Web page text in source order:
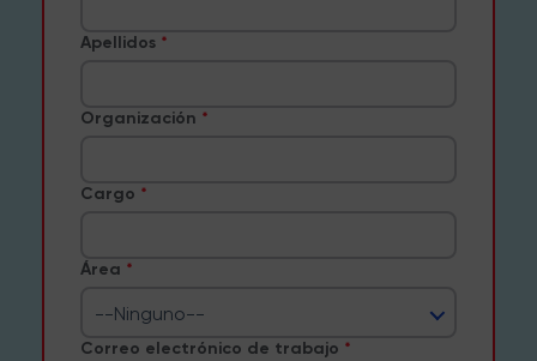
Apellidos
Organización
Cargo
Área
--Ninguno--
Correo electrónico de trabajo